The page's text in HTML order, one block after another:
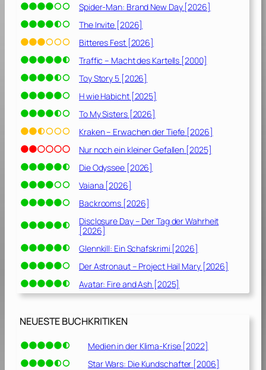
9
]
Spider-Man: Brand New Day [2026]
The Invite [2026]
Bitteres Fest [2026]
Traffic – Macht des Kartells [2000]
Toy Story 5 [2026]
H wie Habicht [2025]
To My Sisters [2026]
Kraken – Erwachen der Tiefe [2026]
Nur noch ein kleiner Gefallen [2025]
Die Odyssee [2026]
Vaiana [2026]
Backrooms [2026]
Disclosure Day – Der Tag der Wahrheit
[2026]
Glennkill: Ein Schafskrimi [2026]
Der Astronaut – Project Hail Mary [2026]
Avatar: Fire and Ash [2025]
NEUESTE BUCHKRITIKEN
Medien in der Klima-Krise [2022]
Star Wars: Die Kundschafter [2006]